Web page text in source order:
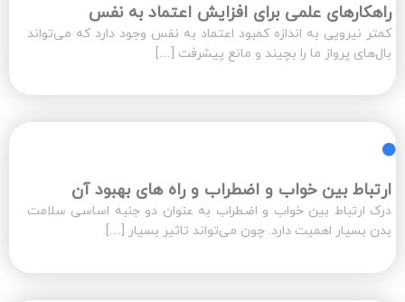
راهکارهای علمی برای افزایش اعتماد به نفس
کمتر نیرویی به اندازه کمبود اعتماد به نفس وجود دارد که می‌تواند
بال‌های پرواز ما را بچیند و مانع پیشرفت […]
ارتباط بین خواب و اضطراب و راه های بهبود آن
درک ارتباط بین خواب و اضطراب به عنوان دو جنبه اساسی سلامت
بدن بسیار اهمیت دارد. چون می‌تواند تاثیر بسیار […]